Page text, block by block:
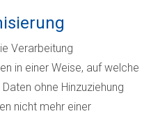
Verarbeitung
in einer Weise, auf welche
ohne Hinzuziehung
nicht mehr einer